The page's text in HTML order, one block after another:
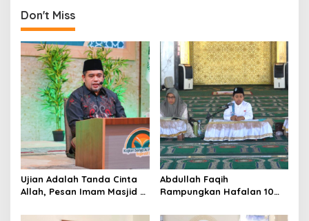
n
a
v
i
g
a
t
i
o
n
Don't Miss
Ujian Adalah Tanda Cinta
Allah, Pesan Imam Masjid Al
Abdullah Faqih
Rampungkan Hafalan 10
Tahfidz